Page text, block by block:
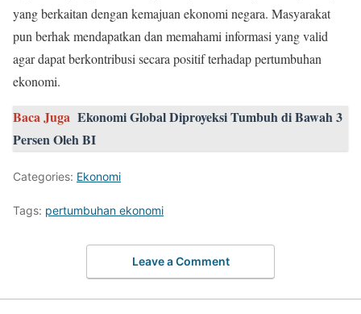
yang berkaitan dengan kemajuan ekonomi negara. Masyarakat
pun berhak mendapatkan dan memahami informasi yang valid
agar dapat berkontribusi secara positif terhadap pertumbuhan
ekonomi.
Baca Juga Ekonomi Global Diproyeksi Tumbuh di Bawah 3
Persen Oleh BI
Categories: Ekonomi
Tags: pertumbuhan ekonomi
Leave a Comment